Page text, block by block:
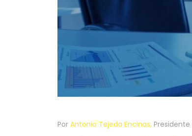
Por Antonio Tejeda Encinas, Presidente